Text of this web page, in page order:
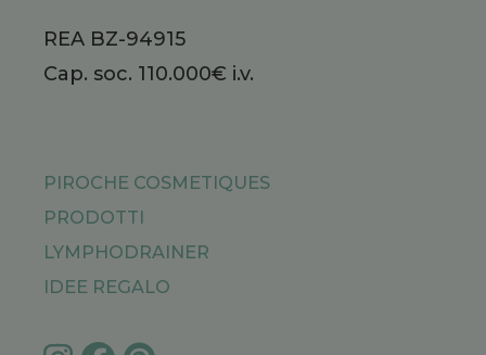
REA BZ-94915
Cap. soc. 110.000€ i.v.
PIROCHE COSMETIQUES
PRODOTTI
LYMPHODRAINER
IDEE REGALO